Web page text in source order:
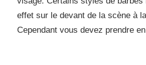
effet sur le devant de la scène à
Cependant vous devez prendre